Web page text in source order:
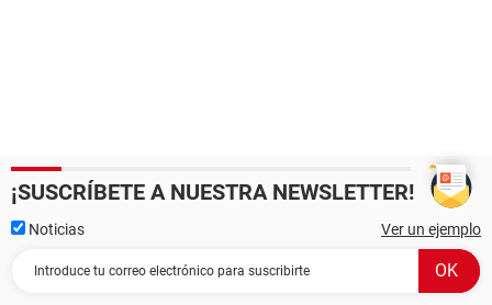
¡SUSCRÍBETE A NUESTRA NEWSLETTER!
Noticias Ver un ejemplo